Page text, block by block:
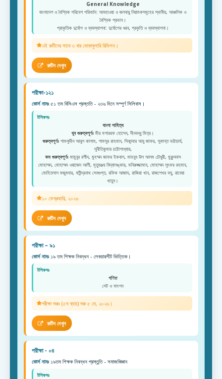
General Knowledge
বাংলাদেশ ও বৈশ্বিক পরিবেশ পরিবর্তন: আবহাওয়া ও জলবায়ু নিয়ামকসমূহের স্থানীয়, আঞ্চলিক ও
বৈশ্বিক প্রভাব।
প্রাকৃতিক দুর্যোগ ও ব্যবস্থাপনা: দুর্যোগের ধরন, প্রকৃতি ও ব্যবস্থাপনা।
এই রুটিনের সাথে ৩ বার ভোকাবুলারি রিভিশন।
রুটিন দেখুন
পরীক্ষা-১২১
কোর্স নামঃ ৫১ তম বিসিএস প্রস্ততি - ২৩৬ দিনে সম্পূর্ণ সিলিবাস।
টপিকসঃ
বাংলা সাহিত্য
খুব গুরুত্বপূর্ণঃ মীর মশাররফ হোসেন, দীনবন্ধু মিত্র।
গুরুত্বপূর্ণঃ শামসুদ্দীন আবুল কালাম, শামসুর রাহমান, সিকান্দার আবু জাফর, সুকান্ত ভট্টাচার্য,
সুনীতিকুমার চট্টোপাধ্যায়,
কম গুরুত্বপূর্ণঃমামুনুর রশীদ, মুহম্মদ জাফর ইকবাল, মাহবুব উল আলম চৌধুরী, মুকুন্দদাস
মোহাম্মদ, মোহাম্মদ ওয়াজেদ আলী, মৃত্যুঞ্জয় বিদ্যালঙ্কার, মনিরুজ্জামান, মোহাম্মদ লুৎফর রহমান,
মোহিতলাল মজুমদার, যতীন্দ্রনাথ সেনগুপ্ত, রফিক আজাদ, রাজিয়া খান, রাজশেখর বসু, রাবেয়া
খাতুন।
১০ ফেব্রুয়ারি, ২০২৬
রুটিন দেখুন
পরীক্ষা – ৯১
কোর্স নামঃ ১৯ তম শিক্ষক নিবন্ধন - লেকচারশীট ভিত্তিক।
টপিকসঃ
গণিত
সেট ও ফাংশন
পরীক্ষা শুরুঃ (৫ম ব্যাচ) শুরু ৫ মে, ২০২৬।
রুটিন দেখুন
পরীক্ষা - ০৪
কোর্স নামঃ ১৯তম শিক্ষক নিবন্ধন প্রস্তুতি - সমাজবিজ্ঞান
টপিকসঃ